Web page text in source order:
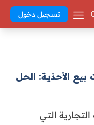
تسجيل دخول
الأحذية: الحل
التي